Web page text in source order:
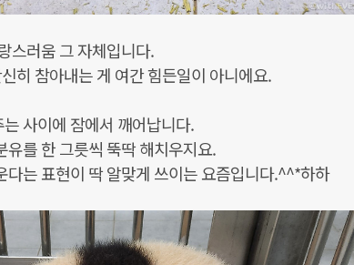
스러움 그 자체입니다.
히 참아내는 게 여간 힘든일이 아니에요.
사이에 잠에서 깨어납니다.
를 한 그릇씩 뚝딱 해치우지요.
는 표현이 딱 알맞게 쓰이는 요즘입니다.^^*하하